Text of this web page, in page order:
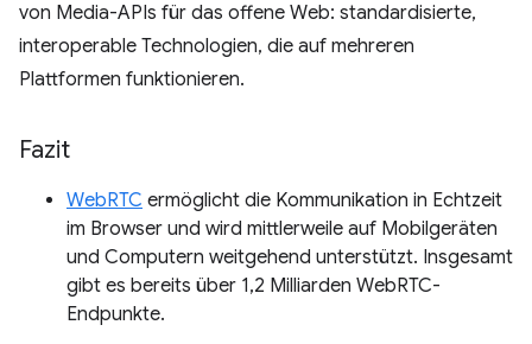
von Media-APIs für das offene Web: standardisierte,
interoperable Technologien, die auf mehreren
Plattformen funktionieren.
Fazit
WebRTC ermöglicht die Kommunikation in Echtzeit
im Browser und wird mittlerweile auf Mobilgeräten
und Computern weitgehend unterstützt. Insgesamt
gibt es bereits über 1,2 Milliarden WebRTC-
Endpunkte.